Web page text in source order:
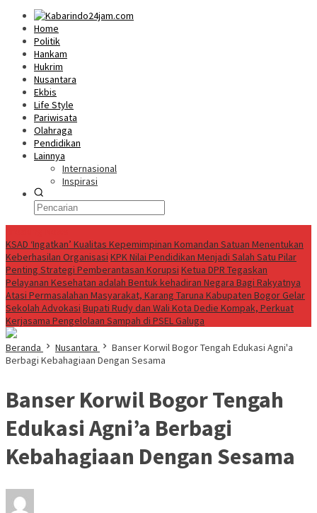
Home
Politik
Hankam
Hukrim
Nusantara
Ekbis
Life Style
Pariwisata
Olahraga
Pendidikan
Lainnya
Internasional
Inspirasi
KSAD ‘Ingatkan’ Kualitas Kepemimpinan Komandan Satuan Menentukan
Keberhasilan Organisasi KPK Nilai Pendidikan Menjadi Salah Satu Pilar
Penting Strategi Pemberantasan Korupsi Ketua DPR Tegaskan
Pelayanan Kesehatan adalah Bentuk kehadiran Negara Bagi Rakyatnya
Atasi Permasalahan Masyarakat, Karang Taruna Kabupaten Bogor Gelar
Sekolah Advokasi Bupati Rudy dan Wali Kota Dedie Kompak, Perkuat
Kerjasama Pengelolaan Sampah di PSEL Galuga
Beranda Nusantara
Banser Korwil Bogor Tengah Edukasi Agni'a
Berbagi Kebahagiaan Dengan Sesama
Banser Korwil Bogor Tengah
Edukasi Agni’a Berbagi
Kebahagiaan Dengan Sesama